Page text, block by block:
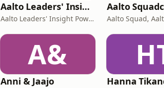
Aalto Leaders' Insight
Aalto Leaders' Insight Powered by Aalto EE
Aalto
A&
Anni & Jaajo Hanna